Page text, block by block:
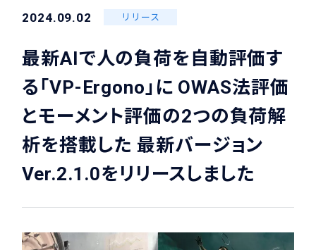
2024.09.02 リリース
最新AIで人の負荷を自動評価す
る「VP-Ergono」に OWAS法評価
とモーメント評価の2つの負荷解
析を搭載した 最新バージョン
Ver.2.1.0をリリースしました